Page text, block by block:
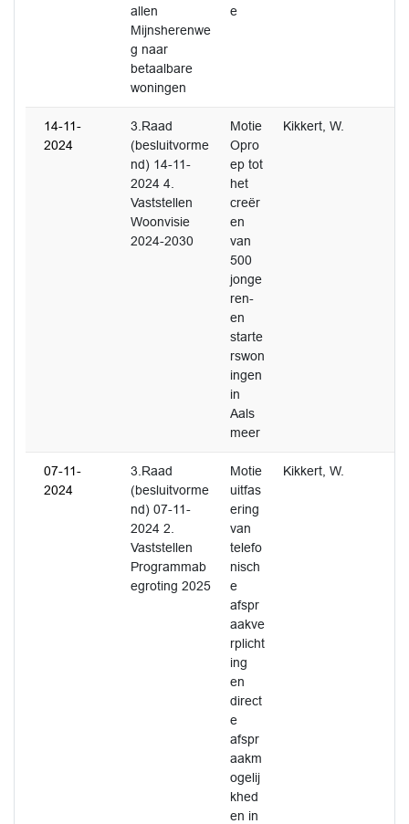
allen
Mijnsherenwe
g naar
betaalbare
woningen
e
14-11-
2024
3.Raad
(besluitvorme
nd) 14-11-
2024 4.
Vaststellen
Woonvisie
2024-2030
Motie
Opro
ep tot
het
creër
en
van
500
jonge
ren-
en
starte
rswon
ingen
in
Aals
meer
Kikkert, W.
07-11-
2024
3.Raad
(besluitvorme
nd) 07-11-
2024 2.
Vaststellen
Programmab
egroting 2025
Motie
uitfas
ering
van
telefo
nisch
e
afspr
aakve
rplicht
ing
en
direct
e
afspr
aakm
ogelij
khed
en in
Kikkert, W.